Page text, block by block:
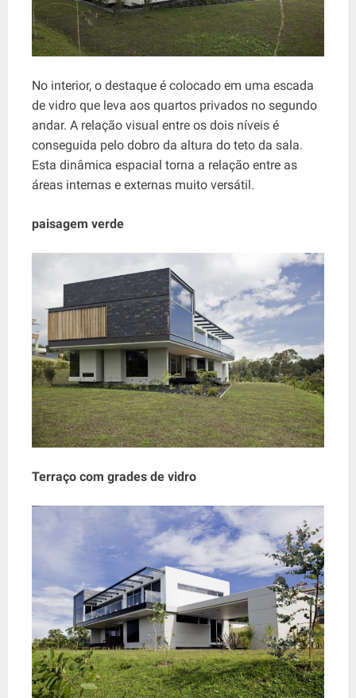
No interior, o destaque é colocado em uma escada
de vidro que leva aos quartos privados no segundo
andar. A relação visual entre os dois níveis é
conseguida pelo dobro da altura do teto da sala.
Esta dinâmica espacial torna a relação entre as
áreas internas e externas muito versátil.
paisagem verde
Terraço com grades de vidro